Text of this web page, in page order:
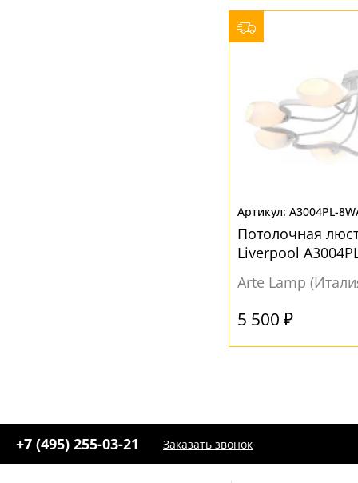
A3004PL-
Потолочная
Liverpool
Arte Lamp
5 500 ₽
+7 (495) 255-03-21 Заказать звонок